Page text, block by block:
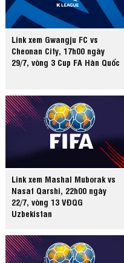
Link xem Gwangju FC vs
Cheonan City, 17h00 ngày
29/7, vòng 3 Cup FA Hàn Quốc
Link xem Mashal Muborak vs
Nasaf Qarshi, 22h00 ngày
22/7, vòng 13 VĐQG
Uzbekistan